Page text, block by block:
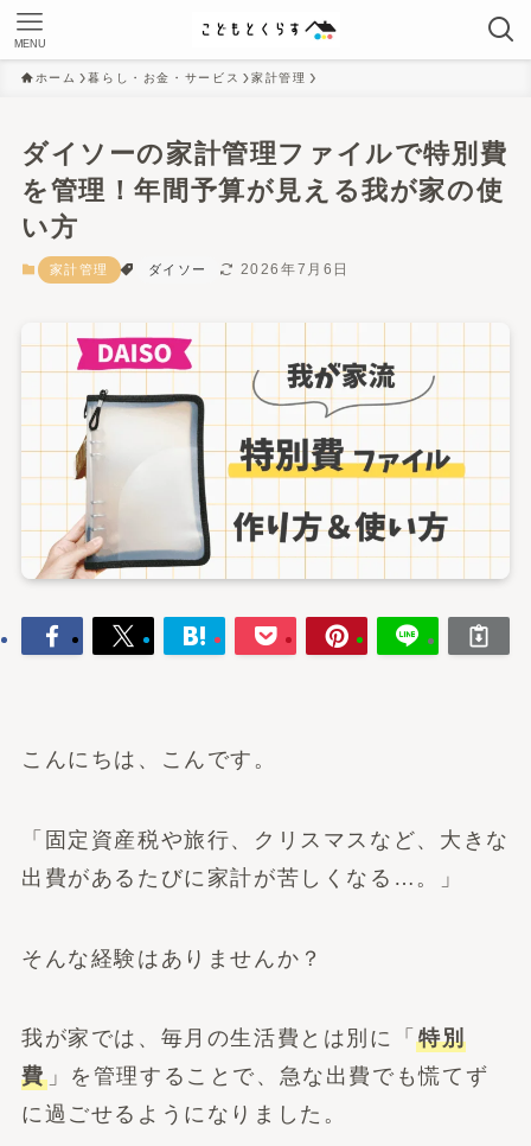
MENU
ホーム 暮らし・お金・サービス 家計管理
ダイソーの家計管理ファイルで特別費
を管理！年間予算が見える我が家の使
い方
家計管理 ダイソー 2026年7月6日
こんにちは、こんです。
「固定資産税や旅行、クリスマスなど、大きな
出費があるたびに家計が苦しくなる…。」
そんな経験はありませんか？
我が家では、毎月の生活費とは別に「特別
費」を管理することで、急な出費でも慌てず
に過ごせるようになりました。